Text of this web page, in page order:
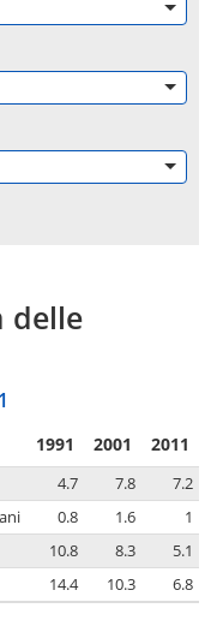
delle
1991 2001 2011
4.7 7.8
7.2
0.8 1.6
1
10.8 8.3
5.1
14.4 10.3 6.8